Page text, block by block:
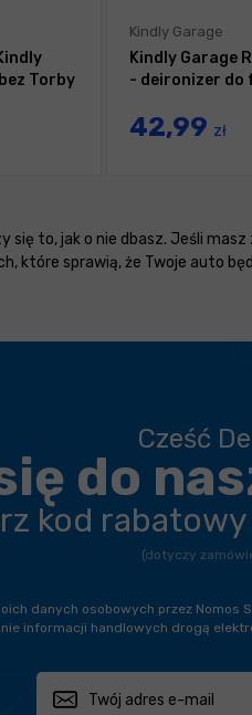
Torby
Kindly Garage
Kindly Garage
- deironizer do
42,99 zł
się to, jak o nie dbasz. Jeśli
które sprawią, że Twoje auto
Cześć
do
kod
(dotyczy
danych osobowych przez Nomos
informacji handlowych drogą